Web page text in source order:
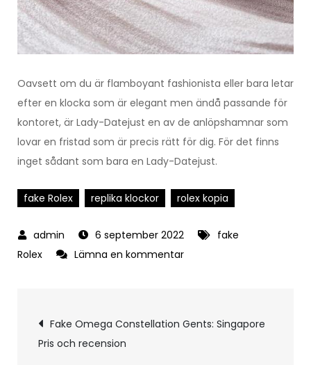
Oavsett om du är flamboyant fashionista eller bara letar
efter en klocka som är elegant men ändå passande för
kontoret, är Lady-Datejust en av de anlöpshamnar som
lovar en fristad som är precis rätt för dig. För det finns
inget sådant som bara en Lady-Datejust.
fake Rolex replika klockor rolex kopia
6 september 2022
fake
Rolex
Lämna en kommentarpå
Lady-
Inläggsnavigering
Fake Omega Constellation Gents: Singapore
Pris och recension